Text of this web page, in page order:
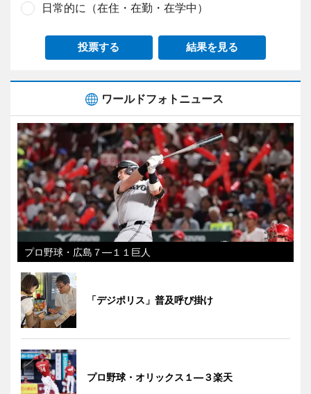
日常的に（在住・在勤・在学中）
投票する 結果を見る
ワールドフォトニュース
プロ野球・広島７―１１巨人
「デジポリス」普及呼び掛け
プロ野球・オリックス１―３楽天